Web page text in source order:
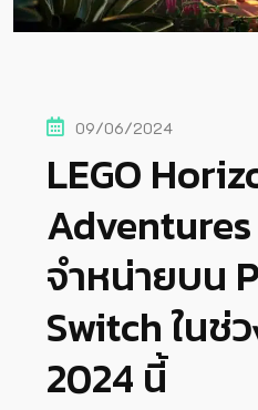
09/06/2024
LEGO
Adventures
จำหน่ายบน
Switch ในช่
2024 นี้